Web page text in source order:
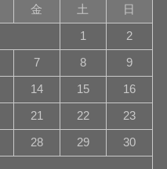
金 土 日
1 2
7 8 9
14 15 16
21 22 23
28 29 30